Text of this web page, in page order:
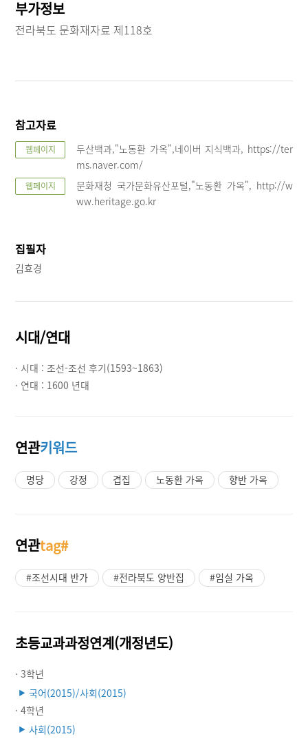
부가정보
전라북도 문화재자료 제118호
참고자료
웹페이지
두산백과,"노동환 가옥",네이버 지식백과, https://ter
ms.naver.com/
웹페이지
문화재청 국가문화유산포털,"노동환 가옥", http://w
ww.heritage.go.kr
집필자
김효경
시대/연대
· 시대 :조선-조선 후기(1593~1863)
· 연대 : 1600 년대
연관키워드
명당 강정 겹집 노동환 가옥 향반 가옥
연관tag#
#조선시대 반가 #전라북도 양반집 #임실 가옥
초등교과과정연계(개정년도)
· 3학년
▶ 국어(2015)/사회(2015)
· 4학년
▶ 사회(2015)